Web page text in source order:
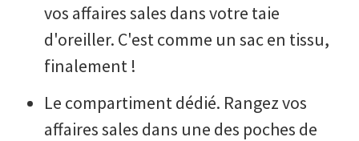
vos affaires sales dans votre taie
d'oreiller. C'est comme un sac en tissu,
finalement !
Le compartiment dédié. Rangez vos
affaires sales dans une des poches de